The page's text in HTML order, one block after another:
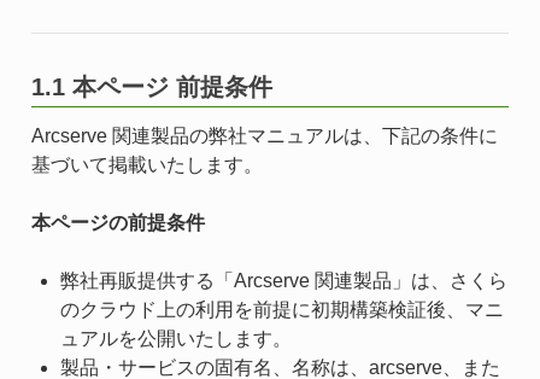
1.1 本ページ 前提条件
Arcserve 関連製品の弊社マニュアルは、下記の条件に
基づいて掲載いたします。
本ページの前提条件
弊社再販提供する「Arcserve 関連製品」は、さくら
のクラウド上の利用を前提に初期構築検証後、マニ
ュアルを公開いたします。
製品・サービスの固有名、名称は、arcserve、また